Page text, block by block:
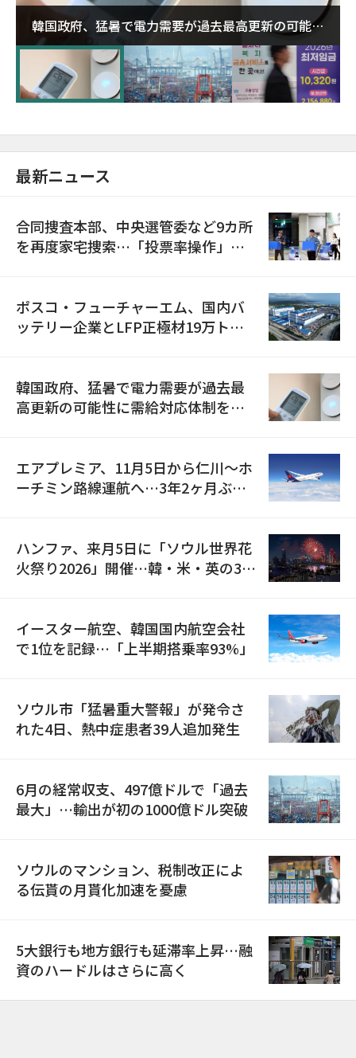
韓国政府、猛暑で電力需要が過去最高更新の可能性
に需給対応体制を点検
最新ニュース
合同捜査本部、中央選管委など9カ所
を再度家宅捜索…「投票率操作」の
ポスコ・フューチャーエム、国内バ
ッテリー企業とLFP正極材19万トン
韓国政府、猛暑で電力需要が過去最
高更新の可能性に需給対応体制を点
エアプレミア、11月5日から仁川〜ホ
ーチミン路線運航へ…3年2ヶ月ぶり
ハンファ、来月5日に「ソウル世界花
火祭り2026」開催…韓・米・英の3カ
イースター航空、韓国国内航空会社
で1位を記録…「上半期搭乗率93%」
ソウル市「猛暑重大警報」が発令さ
れた4日、熱中症患者39人追加発生
6月の経常収支、497億ドルで「過去
最大」…輸出が初の1000億ドル突破
ソウルのマンション、税制改正によ
る伝貰の月貰化加速を憂慮
5大銀行も地方銀行も延滞率上昇…融
資のハードルはさらに高く